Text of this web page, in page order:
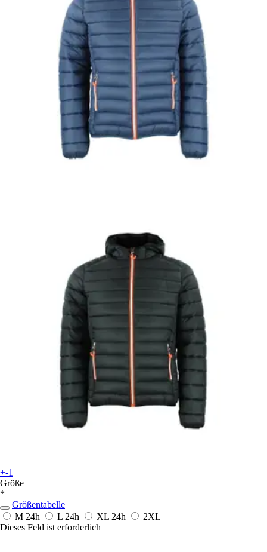
+-1
Größe
*
Größentabelle
M 24h L 24h XL 24h
2XL
Dieses Feld ist erforderlich